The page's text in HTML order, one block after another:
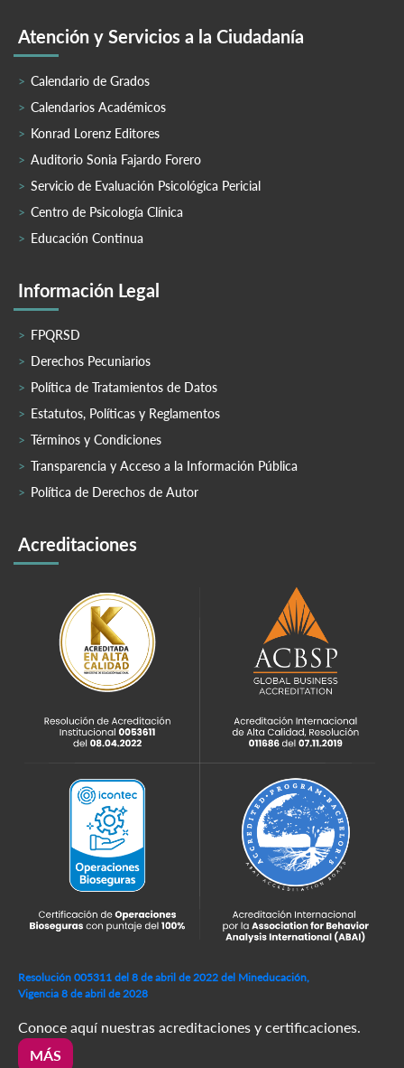
Atención y Servicios a la Ciudadanía
Calendario de Grados
Calendarios Académicos
Konrad Lorenz Editores
Auditorio Sonia Fajardo Forero
Servicio de Evaluación Psicológica Pericial
Centro de Psicología Clínica
Educación Continua
Información Legal
FPQRSD
Derechos Pecuniarios
Política de Tratamientos de Datos
Estatutos, Políticas y Reglamentos
Términos y Condiciones
Transparencia y Acceso a la Información Pública
Política de Derechos de Autor
Acreditaciones
Resolución 005311 del 8 de abril de 2022 del Mineducación,
Vigencia 8 de abril de 2028
Conoce aquí nuestras acreditaciones y certificaciones.
MÁS